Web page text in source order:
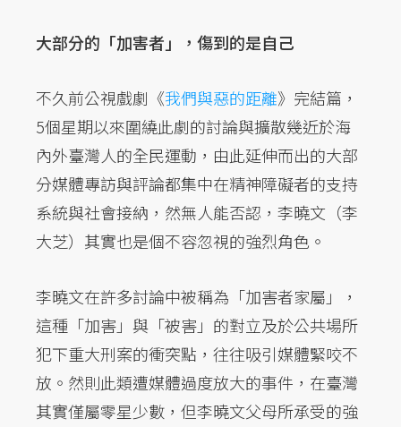
大部分的「加害者」，傷到的是自己
不久前公視戲劇《我們與惡的距離》完結篇，
5個星期以來圍繞此劇的討論與擴散幾近於海
內外臺灣人的全民運動，由此延伸而出的大部
分媒體專訪與評論都集中在精神障礙者的支持
系統與社會接納，然無人能否認，李曉文（李
大芝）其實也是個不容忽視的強烈角色。
李曉文在許多討論中被稱為「加害者家屬」，
這種「加害」與「被害」的對立及於公共場所
犯下重大刑案的衝突點，往往吸引媒體緊咬不
放。然則此類遭媒體過度放大的事件，在臺灣
其實僅屬零星少數，但李曉文父母所承受的強